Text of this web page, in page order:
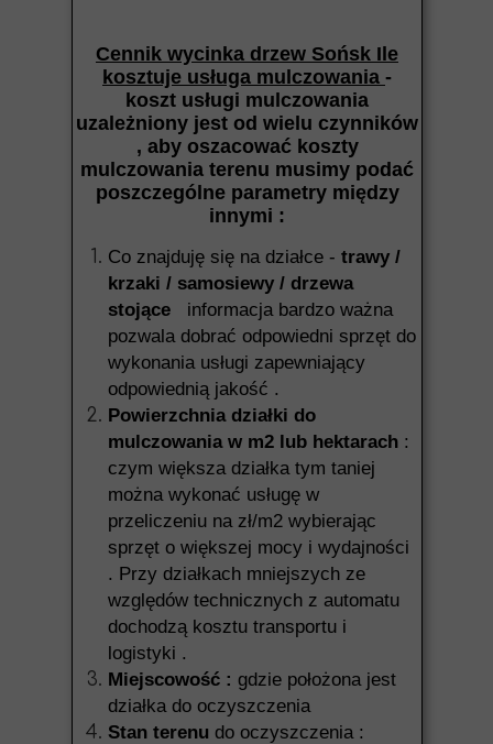
Cennik wycinka drzew Sońsk Ile
kosztuje usługa mulczowania -
koszt usługi mulczowania
uzależniony jest od wielu czynników
, aby oszacować koszty
mulczowania terenu musimy podać
poszczególne parametry między
innymi :
Co znajduję się na działce - trawy /
krzaki / samosiewy / drzewa
stojące informacja bardzo ważna
pozwala dobrać odpowiedni sprzęt do
wykonania usługi zapewniający
odpowiednią jakość .
Powierzchnia działki do
mulczowania w m2 lub hektarach :
czym większa działka tym taniej
można wykonać usługę w
przeliczeniu na zł/m2 wybierając
sprzęt o większej mocy i wydajności
. Przy działkach mniejszych ze
względów technicznych z automatu
dochodzą kosztu transportu i
logistyki .
Miejscowość : gdzie położona jest
działka do oczyszczenia
Stan terenu do oczyszczenia :